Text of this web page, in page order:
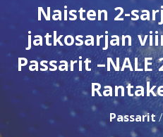
Naisten 2-
jatkosarjan
Passarit –NALE
Passarit /